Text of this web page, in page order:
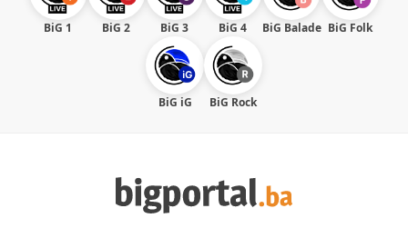
BiG 1 BiG 2 BiG 3 BiG 4 BiG Balade BiG Folk
BiG iG BiG Rock